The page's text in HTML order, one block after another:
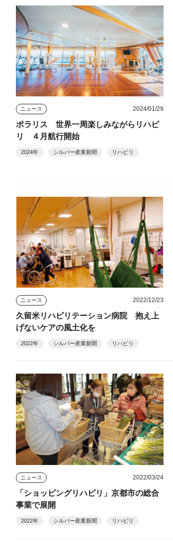
ニュース 2024/01/29
ポラリス 世界一周楽しみながらリハビ
リ ４月航行開始
2024年 シルバー産業新聞 リハビリ
ニュース 2022/12/23
久留米リハビリテーション病院 抱え上
げないケアの風土化を
2022年 シルバー産業新聞 リハビリ
ニュース 2022/03/24
「ショッピングリハビリ」京都市の総合
事業で展開
2022年 シルバー産業新聞 リハビリ